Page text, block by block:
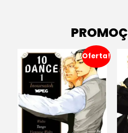
Oferta!